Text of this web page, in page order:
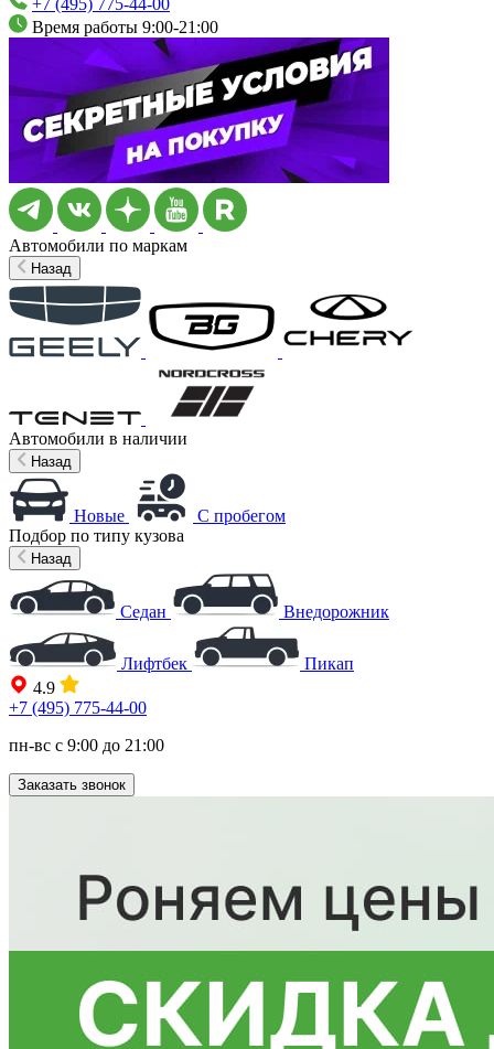
+7 (495) 775-44-00
Время работы 9:00-21:00
Автомобили по маркам
Назад
Автомобили в наличии
Назад
Новые
С пробегом
Подбор по типу кузова
Назад
Седан Внедорожник
Лифтбек
Пикап
4.9
+7 (495) 775-44-00
пн-вс с 9:00 до 21:00
Заказать звонок